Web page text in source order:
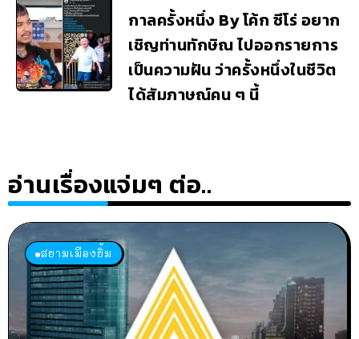
กาลครั้งหนึ่ง By โค้ก ซีโร่ อยาก
เชิญท่านทักษิณ ไปออกรายการ
เป็นความฝัน ว่าครั้งหนึ่งในชีวิต
ได้สัมภาษณ์คน ๆ นี้
อ่านเรื่องแจ่มๆ ต่อ..
สยามเมืองยิ้ม